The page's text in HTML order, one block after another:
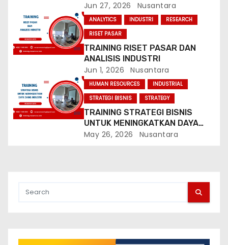
o
Jun 27, 2026 Nusantara
ANALYTICS INDUSTRI
RESEARCH
RISET PASAR
TRAINING RISET PASAR DAN
ANALISIS INDUSTRI
Jun 1, 2026 Nusantara
HUMAN RESOURCES
INDUSTRIAL
STRATEGI BISNIS
STRATEGY
TRAINING STRATEGI BISNIS
UNTUK MENINGKATKAN DAYA
SAING INDUSTRI
May 26, 2026 Nusantara